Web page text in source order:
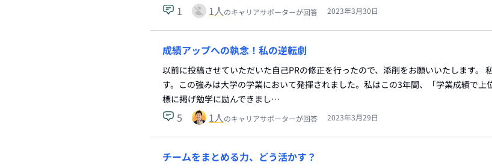
1 1人のキャリアサポーターが回答 2023年3月30日
成績アップへの執念！私の逆転劇
以前に投稿させていただいた自己PRの修正を行ったので、添削をお願いいたします。
す。この強みは大学の学業において発揮されました。私はこの3年間、「学業成績で上
標に掲げ勉学に励んできまし…
5 1人のキャリアサポーターが回答 2023年3月29日
チームをまとめる力、どう活かす？